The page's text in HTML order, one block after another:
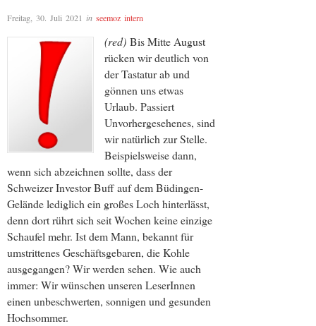
Freitag, 30. Juli 2021 in seemoz intern
(red) Bis Mitte August
rücken wir deutlich von
der Tastatur ab und
gönnen uns etwas
Urlaub. Passiert
Unvorhergesehenes, sind
wir natürlich zur Stelle.
Beispielsweise dann,
wenn sich abzeichnen sollte, dass der
Schweizer Investor Buff auf dem Büdingen-
Gelände lediglich ein großes Loch hinterlässt,
denn dort rührt sich seit Wochen keine einzige
Schaufel mehr. Ist dem Mann, bekannt für
umstrittenes Geschäftsgebaren, die Kohle
ausgegangen? Wir werden sehen. Wie auch
immer: Wir wünschen unseren LeserInnen
einen unbeschwerten, sonnigen und gesunden
Hochsommer.